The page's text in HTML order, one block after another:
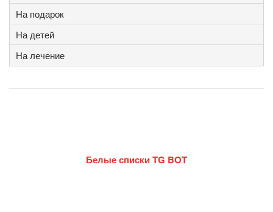
На подарок
На детей
На лечение
Белые списки TG BOT